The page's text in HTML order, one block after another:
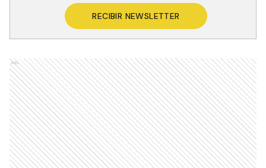
RECIBIR NEWSLETTER
Ads